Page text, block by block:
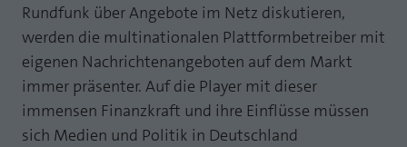
Rundfunk über Angebote im Netz diskutieren,
werden die multinationalen Plattformbetreiber mit
eigenen Nachrichtenangeboten auf dem Markt
immer präsenter. Auf die Player mit dieser
immensen Finanzkraft und ihre Einflüsse müssen
sich Medien und Politik in Deutschland